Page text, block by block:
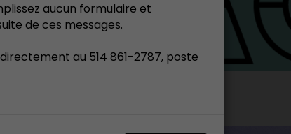
aucun formulaire et
de ces messages.
au 514 861-2787, poste